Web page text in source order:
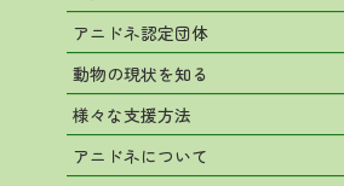
アニドネ認定団体
動物の現状を知る
様々な支援方法
アニドネについて